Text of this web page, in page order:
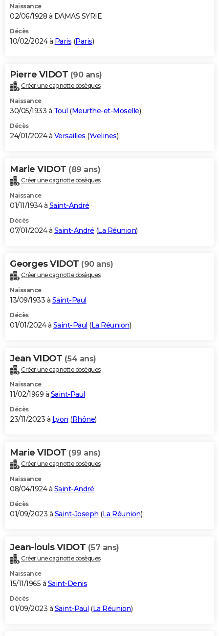
Naissance
02/06/1928 à DAMAS SYRIE
Décès
10/02/2024 à Paris (Paris)
Pierre VIDOT (90 ans)
Créer une cagnotte obsèques
Naissance
30/05/1933 à Toul (Meurthe-et-Moselle)
Décès
24/01/2024 à Versailles (Yvelines)
Marie VIDOT (89 ans)
Créer une cagnotte obsèques
Naissance
01/11/1934 à Saint-André
Décès
07/01/2024 à Saint-André (La Réunion)
Georges VIDOT (90 ans)
Créer une cagnotte obsèques
Naissance
13/09/1933 à Saint-Paul
Décès
01/01/2024 à Saint-Paul (La Réunion)
Jean VIDOT (54 ans)
Créer une cagnotte obsèques
Naissance
11/02/1969 à Saint-Paul
Décès
23/11/2023 à Lyon (Rhône)
Marie VIDOT (99 ans)
Créer une cagnotte obsèques
Naissance
08/04/1924 à Saint-André
Décès
01/09/2023 à Saint-Joseph (La Réunion)
Jean-louis VIDOT (57 ans)
Créer une cagnotte obsèques
Naissance
15/11/1965 à Saint-Denis
Décès
01/09/2023 à Saint-Paul (La Réunion)